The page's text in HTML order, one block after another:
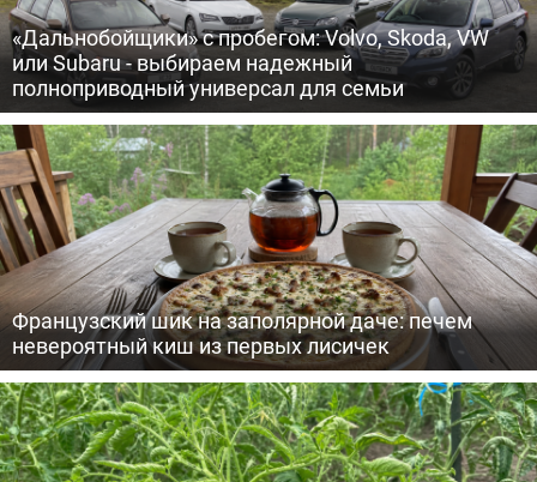
«Дальнобойщики» с пробегом: Volvo, Skoda, VW
или Subaru - выбираем надежный
полноприводный универсал для семьи
Французский шик на заполярной даче: печем
невероятный киш из первых лисичек